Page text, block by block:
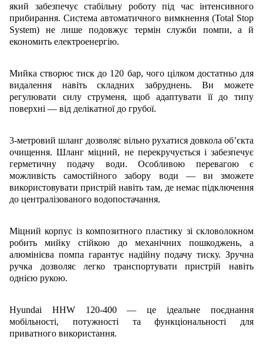
який забезпечує стабільну роботу під час інтенсивного
прибирання. Система автоматичного вимкнення (Total Stop
System) не лише подовжує термін служби помпи, а й
економить електроенергію.
Мийка створює тиск до 120 бар, чого цілком достатньо для
видалення навіть складних забруднень. Ви можете
регулювати силу струменя, щоб адаптувати її до типу
поверхні — від делікатної до грубої.
3-метровий шланг дозволяє вільно рухатися довкола об’єкта
очищення. Шланг міцний, не перекручується і забезпечує
герметичну подачу води. Особливою перевагою є
можливість самостійного забору води — ви зможете
використовувати пристрій навіть там, де немає підключення
до централізованого водопостачання.
Міцний корпус із композитного пластику зі скловолокном
робить мийку стійкою до механічних пошкоджень, а
алюмінієва помпа гарантує надійну подачу тиску. Зручна
ручка дозволяє легко транспортувати пристрій навіть
однією рукою.
Hyundai HHW 120-400 — це ідеальне поєднання
мобільності, потужності та функціональності для
приватного використання.